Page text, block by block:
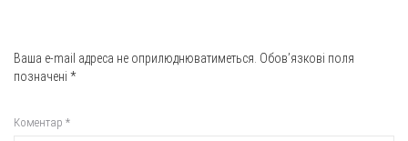
Ваша e-mail адреса не оприлюднюватиметься. Обов’язкові поля
позначені *
Коментар *